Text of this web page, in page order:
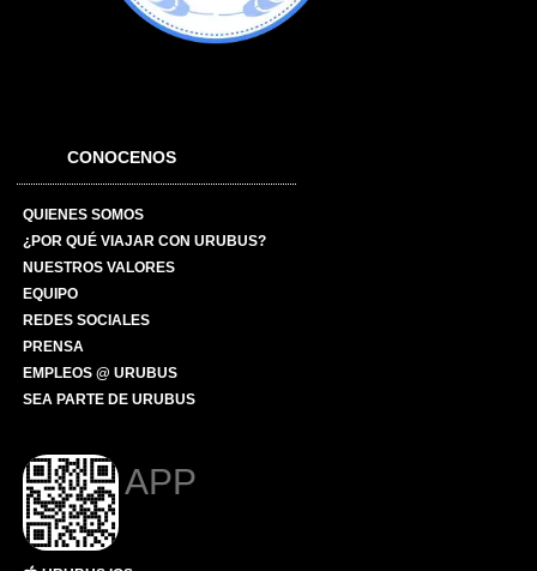
CONOCENOS
QUIENES SOMOS
¿POR QUÉ VIAJAR CON URUBUS?
NUESTROS VALORES
EQUIPO
REDES SOCIALES
PRENSA
EMPLEOS @ URUBUS
SEA PARTE DE URUBUS
APP